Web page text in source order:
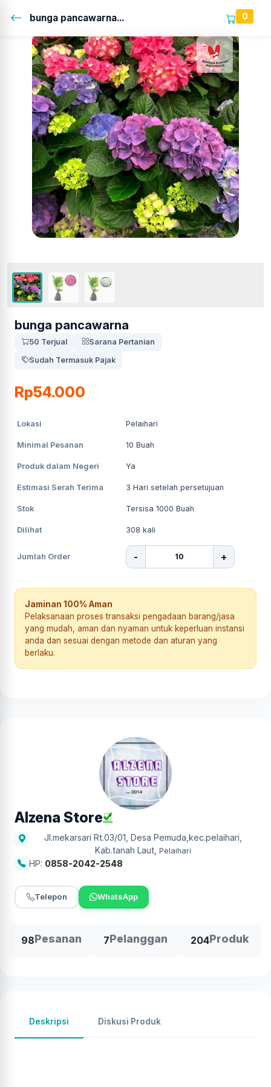
bunga pancawarna... 0
bunga pancawarna
50 Terjual
Sarana Pertanian
Sudah Termasuk Pajak
Rp54.000
Lokasi Pelaihari
Minimal Pesanan 10 Buah
Produk dalam Negeri Ya
Estimasi Serah Terima 3 Hari setelah persetujuan
Stok Tersisa 1000 Buah
Dilihat 308 kali
Jumlah Order - +
Jaminan 100% Aman
Pelaksanaan proses transaksi pengadaan barang/jasa
yang mudah, aman dan nyaman untuk keperluan instansi
anda dan sesuai dengan metode dan aturan yang
berlaku.
Alzena Store
Jl.mekarsari Rt.03/01, Desa Pemuda,kec.pelaihari,
Kab.tanah Laut, Pelaihari
HP: 0858-2042-2548
Telepon WhatsApp
98Pesanan 7Pelanggan 204Produk
Deskripsi Diskusi Produk